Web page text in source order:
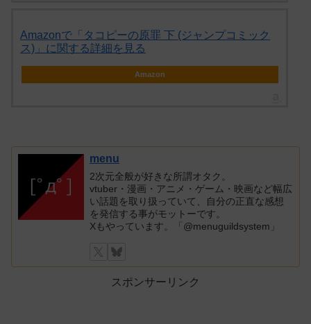
Amazonで「タコピーの原罪 下 (ジャンプコミック
ス)」に関する詳細を見る
Amazon
menu
2次元全般が好きな所謂オタク。
vtuber・漫画・アニメ・ゲーム・映画など幅広
い話題を取り扱っていて、自分の正直な感想
を発信する事がモットーです。
Xもやっています。「@menuguildsystem」
スポンサーリンク